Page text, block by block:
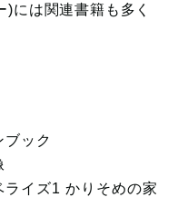
には関連書籍も多く
ック
イズ1 かりそめの家